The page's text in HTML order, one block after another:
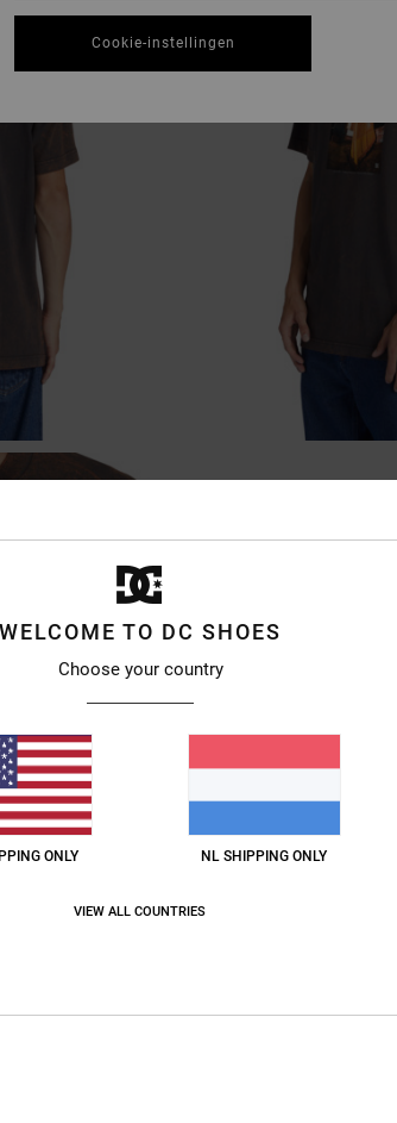
WELCOME TO DC SHOES
Choose your country
ONLY NL SHIPPING ONLY
VIEW ALL COUNTRIES
Cookie-instellingen